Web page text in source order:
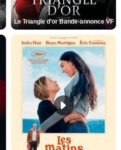
Le Triangle d'or Bande-annonce VF